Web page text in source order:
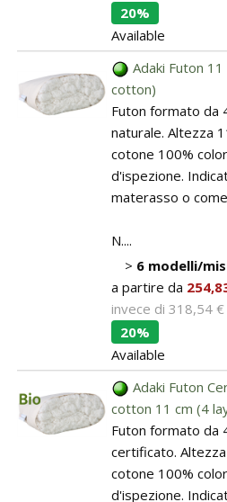
20%
Available
Adaki Futon
cotton)
Futon formato da
naturale. Altezza
cotone 100%
d'ispezione.
materasso o
N....
> 6 modelli/
a partire da
invece di318,54 €
20%
Available
Adaki Futon
cotton 11 cm (4
Futon formato da
certificato.
cotone 100%
d'ispezione.
OUTLET
Outlet